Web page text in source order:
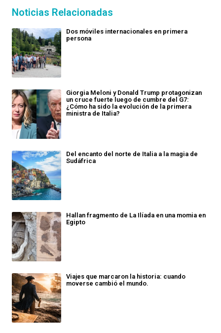
Noticias Relacionadas
Dos móviles internacionales en primera
persona
Giorgia Meloni y Donald Trump protagonizan
un cruce fuerte luego de cumbre del G7:
¿Cómo ha sido la evolución de la primera
ministra de Italia?
Del encanto del norte de Italia a la magia de
Sudáfrica
Hallan fragmento de La Ilíada en una momia en
Egipto
Viajes que marcaron la historia: cuando
moverse cambió el mundo.